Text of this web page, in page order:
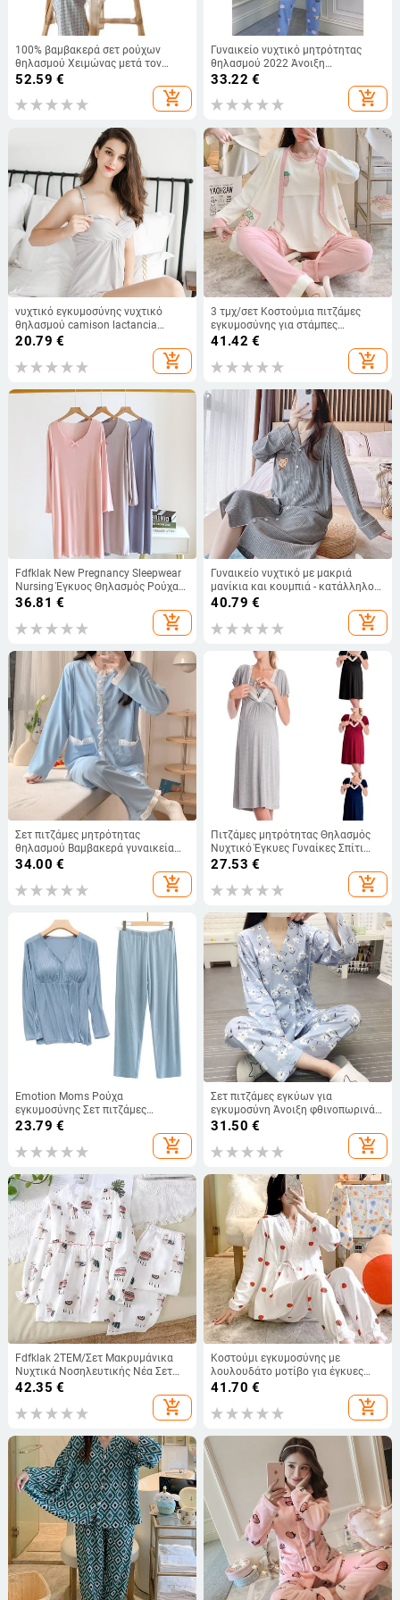
100% βαμβακερά σετ ρούχων
θηλασμού Χειμώνας μετά τον
τοκετό Γυναικεία μόδα καρό
Θηλασμός Πυτζάμες Κοστούμια
Νοσηλευτικά Πυζά Θηλασμού
52.59 €
add_shopping_cart
Γυναικείο νυχτικό μητρότητας
θηλασμού 2022 Άνοιξη
μακρυμάνικο
Πυτζάμα θηλασμού για γυναίκες
33.22 €
add_shopping_cart
νυχτικό εγκυμοσύνης νυχτικό
θηλασμού camison lactancia
πυτζάμες εγκυμοσύνης
υπνοδωμάτια θηλασμού πιτζάμα
modal εγκυμοσύνης γυναίκες
20.79 €
add_shopping_cart
3 τμχ/σετ Κοστούμια πιτζάμες
εγκυμοσύνης για στάμπες
γαλουχίας μπλουζάκια +
μακρυμάνικα παλτό + μακρύ
παντελόνι σετ ρούχων
41.42 €
add_shopping_cart
Fdfklak New Pregnancy Sleepwear
Nursing Έγκυος Θηλασμός Ρούχα
Modal Hostpital Νυχτερινό Φόρεμα
36.81 €
add_shopping_cart
Γυναικείο νυχτικό με μακριά
μανίκια και κουμπιά - κατάλληλο
για εγκύους
40.79 €
add_shopping_cart
Σετ πιτζάμες μητρότητας
θηλασμού Βαμβακερά γυναικεία
ρούχα εγκυμοσύνης Πυζά
μπλουζάκια+παντελόνια Νυχτικό
34.00 €
add_shopping_cart
Πιτζάμες μητρότητας Θηλασμός
Νυχτικό Έγκυες Γυναίκες Σπίτι
Σίτιση Πυζά Φορέματα Νυχτικό
Νοσοκομείου Νοσηλευτικής
εγκυμοσύνης
27.53 €
add_shopping_cart
Emotion Moms Ρούχα
εγκυμοσύνης Σετ πιτζάμες
εγκυμοσύνης Νυχτικό Θηλασμός
Πυζόνια εγκυμοσύνης για έγκυες
γυναίκες
23.79 €
add_shopping_cart
Σετ πιτζάμες εγκύων για
εγκυμοσύνη Άνοιξη φθινοπωρινά
ρούχα για τοκετό για θηλασμό
31.50 €
add_shopping_cart
Fdfklak 2ΤΕΜ/Σετ Μακρυμάνικα
Νυχτικά Νοσηλευτικής Νέα Σετ
Πυτζάμες Εγκυμοσύνης Πυτζάμες
42.35 €
add_shopping_cart
Κοστούμι εγκυμοσύνης με
λουλουδάτο μοτίβο για έγκυες
γυναίκες που θηλάζουν Casual
πυτζάμες νυχτικό εγκυμοσύνης
Πυζά ενδύματα θηλασμού
41.70 €
add_shopping_cart